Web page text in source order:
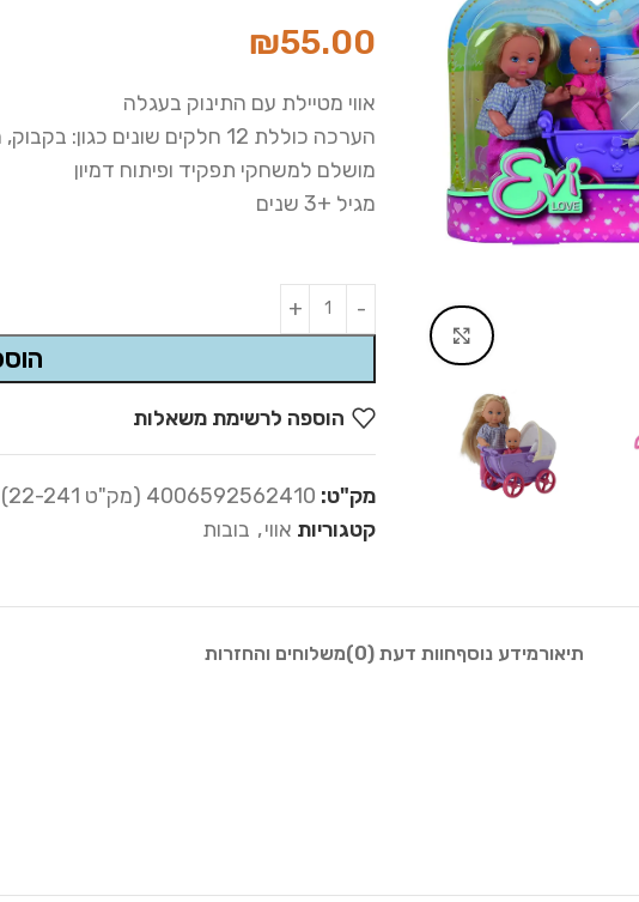
Click to enlarge
₪55.00
אווי מטיילת עם התינוק בעגלה
הערכה כוללת 12 חלקים שונים כגון: בקבוק, מוצץ, צלחת ועוד
מושלם למשחקי תפקיד ופיתוח דמיון
מגיל +3 שנים
Alternative:
הוספה לרשימת משאלות
מק"ט: 4006592562410 (מק"ט 22-241)
קטגוריות אווי, בובות
תיאורמידע נוסףחוות דעת (0) משלוחים והחזרות